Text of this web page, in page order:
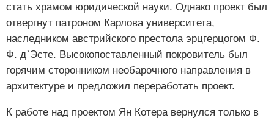
стать храмом юридической науки. Однако проект был
отвергнут патроном Карлова университета,
наследником австрийского престола эрцгерцогом Ф.
Ф. д`Эсте. Высокопоставленный покровитель был
горячим сторонником необарочного направления в
архитектуре и предложил переработать проект.
К работе над проектом Ян Котера вернулся только в